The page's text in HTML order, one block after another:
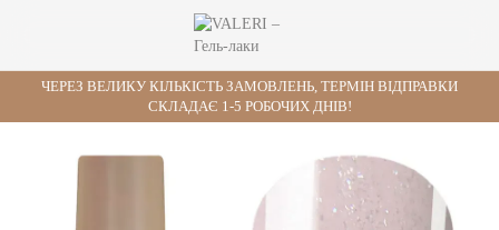
ЧЕРЕЗ ВЕЛИКУ КІЛЬКІСТЬ ЗАМОВЛЕНЬ, ТЕРМІН ВІДПРАВКИ
СКЛАДАЄ 1-5 РОБОЧИХ ДНІВ!